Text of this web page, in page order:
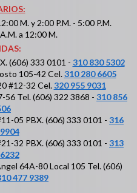
M. y 2:00 P.M. - 5:00 P.M.
a 12:00 M.
(606) 333 0101 - 310 830 5302
105-42 Cel.310 280 6605
#12-32 Cel.320 955 9031
56 Tel. (606) 322 3868 - 310 856
05 PBX. (606) 333 0101 - 316
32 PBX. (606) 333 0101 - 313
64A-80 Local 105 Tel. (606)
477 9389